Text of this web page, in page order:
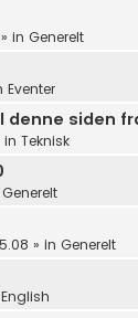
» in Generelt
Eventer
denne siden
in Teknisk
Generelt
» in Generelt
English